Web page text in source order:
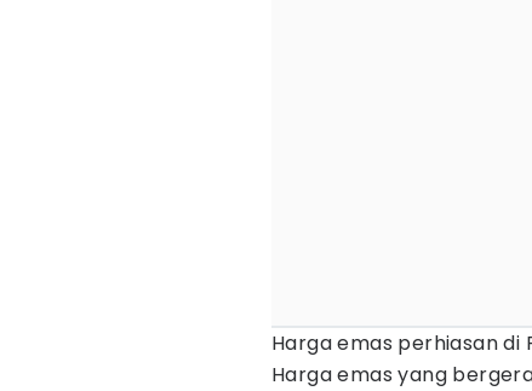
Harga emas perhiasan
Harga emas yang